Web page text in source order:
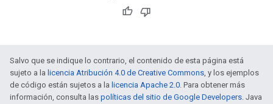
Salvo que se indique lo contrario, el contenido de esta página está
sujeto a la licencia Atribución 4.0 de Creative Commons, y los ejemplos
de código están sujetos a la licencia Apache 2.0. Para obtener más
información, consulta las políticas del sitio de Google Developers. Java